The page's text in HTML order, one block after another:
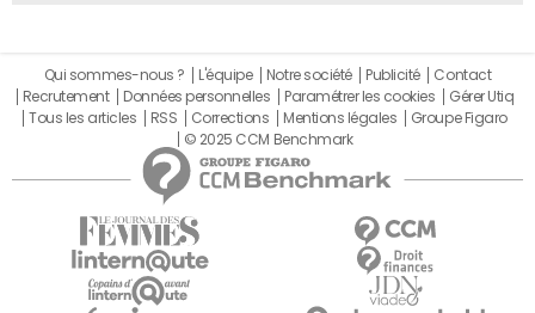
Qui sommes-nous ? L'équipe Notre société Publicité
Contact
Recrutement
Données personnelles Paramétrer les cookies
Gérer Utiq
Tous les articles
RSS Corrections Mentions légales
Groupe Figaro
© 2025 CCM Benchmark